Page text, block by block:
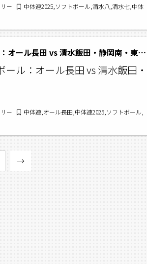
ー
中体連2025,ソフトボール,清水八,清水七,中体
【中体連2025】ソフトボール：オール長田 vs 清水飯田・静岡南・東豊田
ール：オール長田 vs 清水飯田・
ー
中体連,オール長田,中体連2025,ソフトボール,
→